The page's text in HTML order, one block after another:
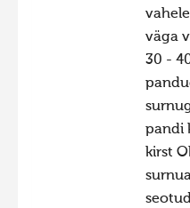
väga
30 -
pandi
kirst